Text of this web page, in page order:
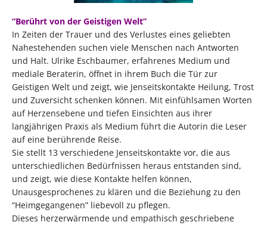
“Berührt von der Geistigen Welt”
In Zeiten der Trauer und des Verlustes eines geliebten
Nahestehenden suchen viele Menschen nach Antworten
und Halt. Ulrike Eschbaumer, erfahrenes Medium und
mediale Beraterin, öffnet in ihrem Buch die Tür zur
Geistigen Welt und zeigt, wie Jenseitskontakte Heilung, Trost
und Zuversicht schenken können. Mit einfühlsamen Worten
auf Herzensebene und tiefen Einsichten aus ihrer
langjährigen Praxis als Medium führt die Autorin die Leser
auf eine berührende Reise.
Sie stellt 13 verschiedene Jenseitskontakte vor, die aus
unterschiedlichen Bedürfnissen heraus entstanden sind,
und zeigt, wie diese Kontakte helfen können,
Unausgesprochenes zu klären und die Beziehung zu den
“Heimgegangenen” liebevoll zu pflegen.
Dieses herzerwärmende und empathisch geschriebene